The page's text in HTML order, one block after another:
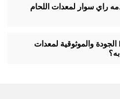
راي سوار لمعدات اللحام
كيف يضمن Raysoar الجودة والموثوقية لمعدات